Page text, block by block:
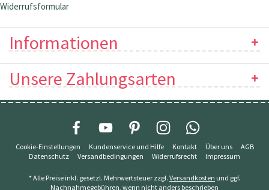
Widerrufsformular
Informationen
Unsere Zahlungsarten
Cookie-Einstellungen Kundenservice und Hilfe Kontakt Über uns
AGB
Datenschutz
Versandbedingungen Widerrufsrecht Impressum
* Alle Preise inkl. gesetzl. Mehrwertsteuer zzgl. Versandkosten und ggf.
Nachnahmegebühren, wenn nicht anders beschrieben